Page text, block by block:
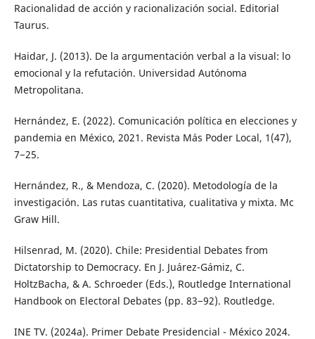
Racionalidad de acción y racionalización social. Editorial
Taurus.
Haidar, J. (2013). De la argumentación verbal a la visual: lo
emocional y la refutación. Universidad Autónoma
Metropolitana.
Hernández, E. (2022). Comunicación política en elecciones y
pandemia en México, 2021. Revista Más Poder Local, 1(47),
7−25.
Hernández, R., & Mendoza, C. (2020). Metodología de la
investigación. Las rutas cuantitativa, cualitativa y mixta. Mc
Graw Hill.
Hilsenrad, M. (2020). Chile: Presidential Debates from
Dictatorship to Democracy. En J. Juárez-Gámiz, C.
HoltzBacha, & A. Schroeder (Eds.), Routledge International
Handbook on Electoral Debates (pp. 83−92). Routledge.
INE TV. (2024a). Primer Debate Presidencial - México 2024.